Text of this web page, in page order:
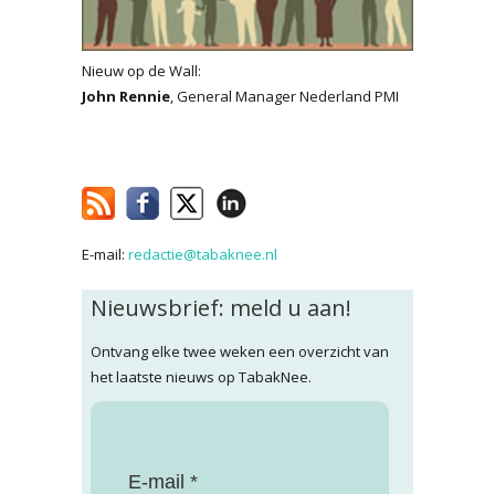
Nieuw op de Wall:
John Rennie, General Manager Nederland PMI
E-mail: redactie@tabaknee.nl
Nieuwsbrief: meld u aan!
Ontvang elke twee weken een overzicht van
het laatste nieuws op TabakNee.
E-mail *